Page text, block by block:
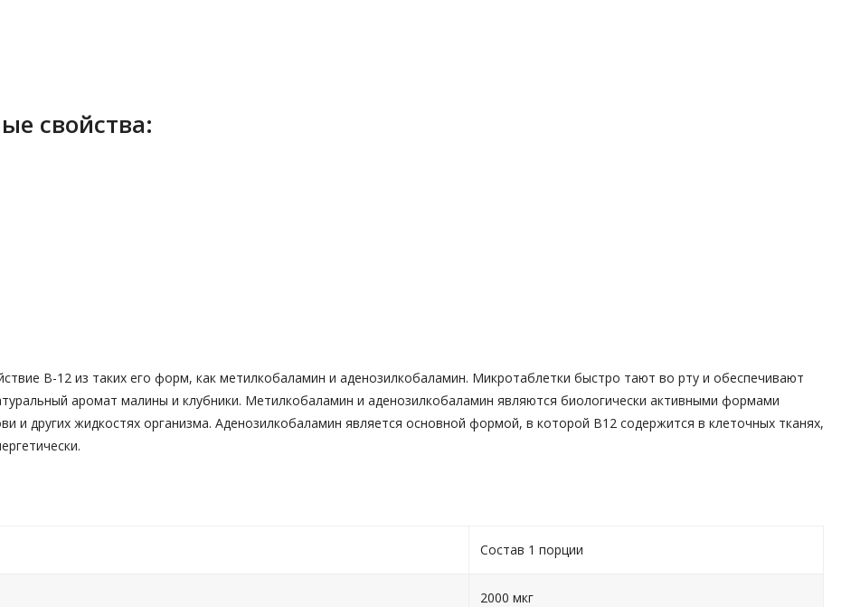
свойства:
B-12 из таких его форм, как метилкобаламин и аденозилкобаламин. Микротаблетки быстро тают во рту и обеспечивают
аромат малины и клубники. Метилкобаламин и аденозилкобаламин являются биологически активными формами
и других жидкостях организма. Аденозилкобаламин является основной формой, в которой B12 содержится в клеточных тканях,
Состав 1 порции
2000 мкг